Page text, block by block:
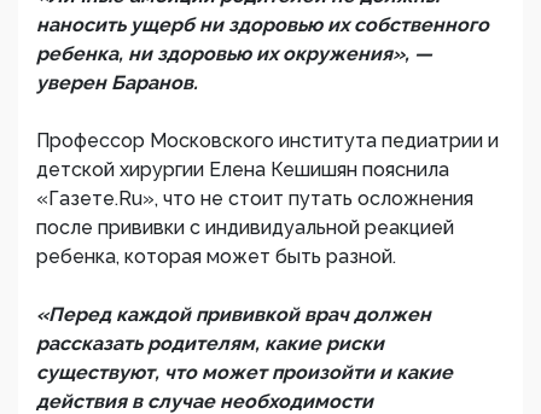
наносить ущерб ни здоровью их собственного
ребенка, ни здоровью их окружения», —
уверен Баранов.
Профессор Московского института педиатрии и
детской хирургии Елена Кешишян пояснила
«Газете.Ru», что не стоит путать осложнения
после прививки с индивидуальной реакцией
ребенка, которая может быть разной.
«Перед каждой прививкой врач должен
рассказать родителям, какие риски
существуют, что может произойти и какие
действия в случае необходимости